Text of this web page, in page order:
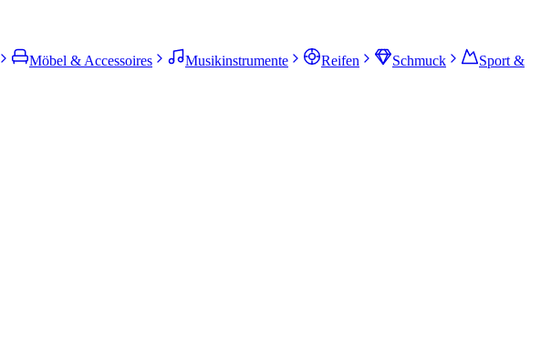
Möbel & Accessoires Musikinstrumente Reifen Schmuck
Sport &